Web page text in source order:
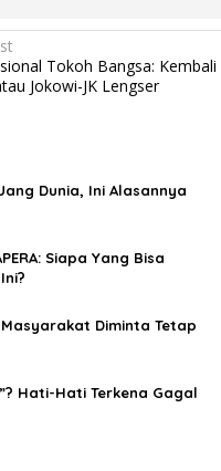
Tokoh Bangsa: Kembali
Jokowi-JK Lengser
Dunia, Ini Alasannya
Siapa Yang Bisa
Diminta Tetap
Hati-Hati Terkena Gagal